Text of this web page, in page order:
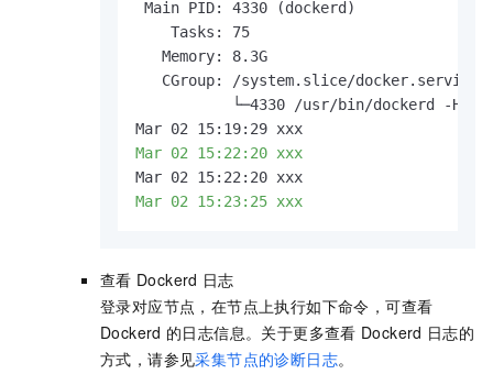
Main PID: 4330 (dockerd)
    Tasks: 75
   Memory: 8.3G
   CGroup: /system.slice/docker.service
└─4330 /usr/bin/dockerd -H
Mar 02 15:19:29 xxx
Mar 02 15:22:20 xxx
Mar 02 15:22:20 xxx
Mar 02 15:23:25 xxx
查看 Dockerd 日志
登录对应节点，在节点上执行如下命令，可查看
Dockerd 的日志信息。关于更多查看 Dockerd 日志的
方式，请参见采集节点的诊断日志。